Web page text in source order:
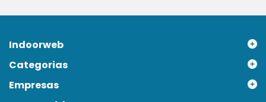
Indoorweb
Categorias
Empresas